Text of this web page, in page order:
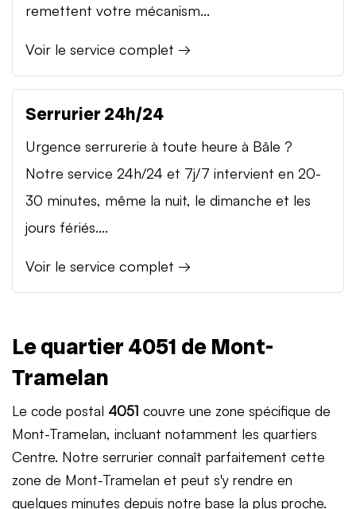
remettent votre mécanism...
Voir le service complet →
Serrurier 24h/24
Urgence serrurerie à toute heure à Bâle ?
Notre service 24h/24 et 7j/7 intervient en 20-
30 minutes, même la nuit, le dimanche et les
jours fériés....
Voir le service complet →
Le quartier 4051 de Mont-
Tramelan
Le code postal 4051 couvre une zone spécifique de
Mont-Tramelan, incluant notamment les quartiers
Centre. Notre serrurier connaît parfaitement cette
zone de Mont-Tramelan et peut s'y rendre en
quelques minutes depuis notre base la plus proche.